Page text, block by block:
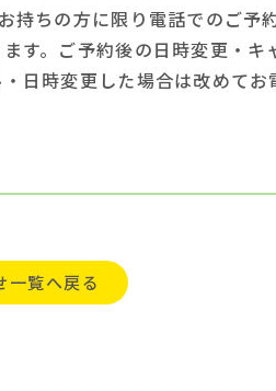
持ちの方に限り電話でのご予
す。ご予約後の日時変更・キ
日時変更した場合は改めてお
一覧へ戻る